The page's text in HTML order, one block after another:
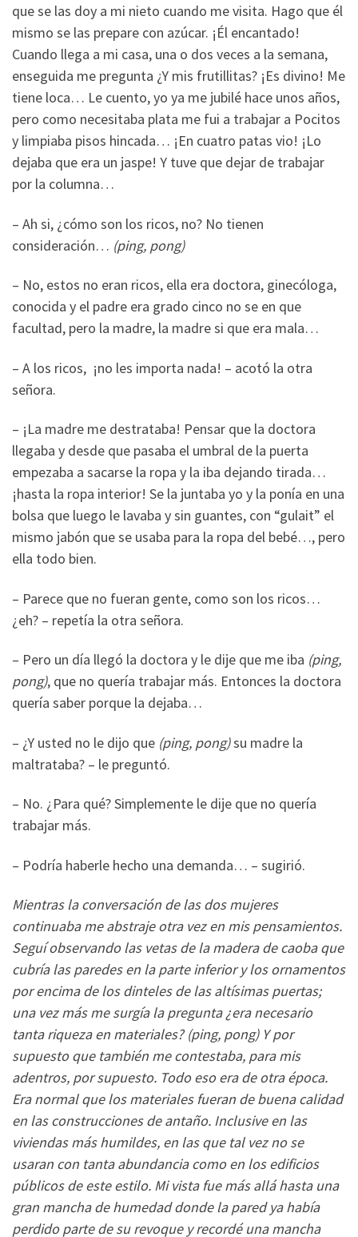
que se las doy a mi nieto cuando me visita. Hago que él
mismo se las prepare con azúcar. ¡Él encantado!
Cuando llega a mi casa, una o dos veces a la semana,
enseguida me pregunta ¿Y mis frutillitas? ¡Es divino! Me
tiene loca… Le cuento, yo ya me jubilé hace unos años,
pero como necesitaba plata me fui a trabajar a Pocitos
y limpiaba pisos hincada… ¡En cuatro patas vio! ¡Lo
dejaba que era un jaspe! Y tuve que dejar de trabajar
por la columna…
– Ah si, ¿cómo son los ricos, no? No tienen
consideración… (ping, pong)
– No, estos no eran ricos, ella era doctora, ginecóloga,
conocida y el padre era grado cinco no se en que
facultad, pero la madre, la madre si que era mala…
– A los ricos, ¡no les importa nada! – acotó la otra
señora.
– ¡La madre me destrataba! Pensar que la doctora
llegaba y desde que pasaba el umbral de la puerta
empezaba a sacarse la ropa y la iba dejando tirada…
¡hasta la ropa interior! Se la juntaba yo y la ponía en una
bolsa que luego le lavaba y sin guantes, con “gulait” el
mismo jabón que se usaba para la ropa del bebé…, pero
ella todo bien.
– Parece que no fueran gente, como son los ricos…
¿eh? – repetía la otra señora.
– Pero un día llegó la doctora y le dije que me iba (ping,
pong), que no quería trabajar más. Entonces la doctora
quería saber porque la dejaba…
– ¿Y usted no le dijo que (ping, pong)su madre la
maltrataba? – le preguntó.
– No. ¿Para qué? Simplemente le dije que no quería
trabajar más.
– Podría haberle hecho una demanda… – sugirió.
Mientras la conversación de las dos mujeres
continuaba me abstraje otra vez en mis pensamientos.
Seguí observando las vetas de la madera de caoba que
cubría las paredes en la parte inferior y los ornamentos
por encima de los dinteles de las altísimas puertas;
una vez más me surgía la pregunta ¿era necesario
tanta riqueza en materiales? (ping, pong) Y por
supuesto que también me contestaba, para mis
adentros, por supuesto. Todo eso era de otra época.
Era normal que los materiales fueran de buena calidad
en las construcciones de antaño. Inclusive en las
viviendas más humildes, en las que tal vez no se
usaran con tanta abundancia como en los edificios
públicos de este estilo. Mi vista fue más allá hasta una
gran mancha de humedad donde la pared ya había
perdido parte de su revoque y recordé una mancha